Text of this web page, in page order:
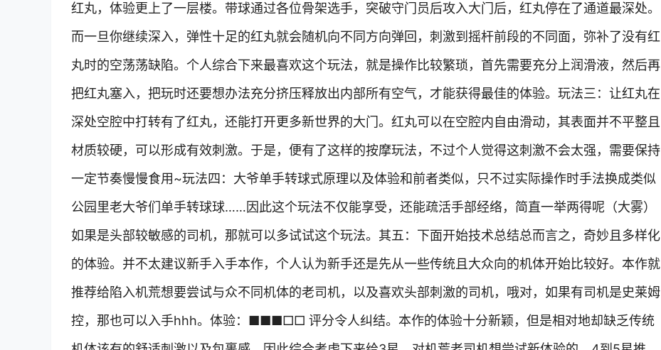
红丸，体验更上了一层楼。带球通过各位骨架选手，突破守门员后攻入大门后，红丸停在了通道最深处。
而一旦你继续深入，弹性十足的红丸就会随机向不同方向弹回，刺激到摇杆前段的不同面，弥补了没有红
丸时的空荡荡缺陷。个人综合下来最喜欢这个玩法，就是操作比较繁琐，首先需要充分上润滑液，然后再
把红丸塞入，把玩时还要想办法充分挤压释放出内部所有空气，才能获得最佳的体验。玩法三：让红丸在
深处空腔中打转有了红丸，还能打开更多新世界的大门。红丸可以在空腔内自由滑动，其表面并不平整且
材质较硬，可以形成有效刺激。于是，便有了这样的按摩玩法，不过个人觉得这刺激不会太强，需要保持
一定节奏慢慢食用~玩法四：大爷单手转球式原理以及体验和前者类似，只不过实际操作时手法换成类似
公园里老大爷们单手转球球……因此这个玩法不仅能享受，还能疏活手部经络，简直一举两得呢（大雾）
如果是头部较敏感的司机，那就可以多试试这个玩法。其五：下面开始技术总结总而言之，奇妙且多样化
的体验。并不太建议新手入手本作，个人认为新手还是先从一些传统且大众向的机体开始比较好。本作就
推荐给陷入机荒想要尝试与众不同机体的老司机，以及喜欢头部刺激的司机，哦对，如果有司机是史莱姆
控，那也可以入手hhh。体验：■■■□□ 评分令人纠结。本作的体验十分新颖，但是相对地却缺乏传统